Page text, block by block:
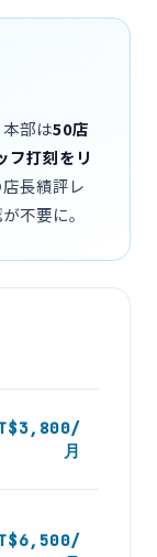
部は50店
フ打刻をリ
長績評レ
不要に。
月